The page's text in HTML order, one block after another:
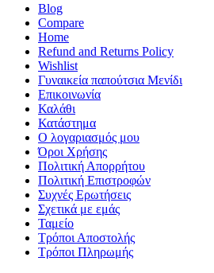
Blog
Compare
Home
Refund and Returns Policy
Wishlist
Γυναικεία παπούτσια Μενίδι
Επικοινωνία
Καλάθι
Κατάστημα
Ο λογαριασμός μου
Όροι Χρήσης
Πολιτική Απορρήτου
Πολιτική Επιστροφών
Συχνές Ερωτήσεις
Σχετικά με εμάς
Ταμείο
Τρόποι Αποστολής
Τρόποι Πληρωμής